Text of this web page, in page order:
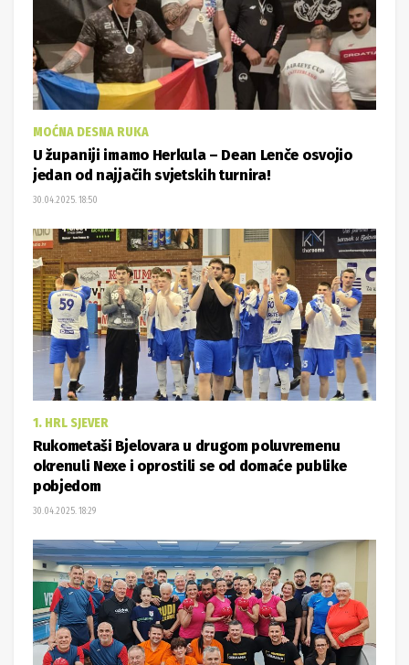
MOĆNA DESNA RUKA
U županiji imamo Herkula – Dean Lenče osvojio
jedan od najjačih svjetskih turnira!
30.04.2025. 18:50
1. HRL SJEVER
Rukometaši Bjelovara u drugom poluvremenu
okrenuli Nexe i oprostili se od domaće publike
pobjedom
30.04.2025. 18:29